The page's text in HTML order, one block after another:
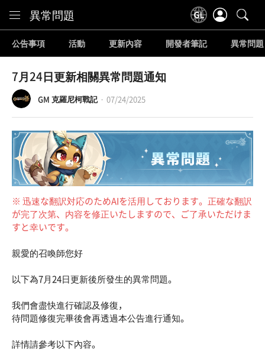
異常問題
公告事項 活動 更新內容 開發者筆記 異常問題
7月24日更新相關異常問題通知
GM 克羅尼柯戰記 07/24/2025
※ 迅速な翻訳対応のためAIを活用しております。正確な翻訳
が完了次第、内容を修正いたしますので、ご了承いただけま
すと幸いです。
親愛的召喚師您好
以下為7月24日更新後所發生的異常問題。
我們會盡快進行確認及修復，
待問題修復完畢後會再透過本公告進行通知。
詳情請參考以下內容。